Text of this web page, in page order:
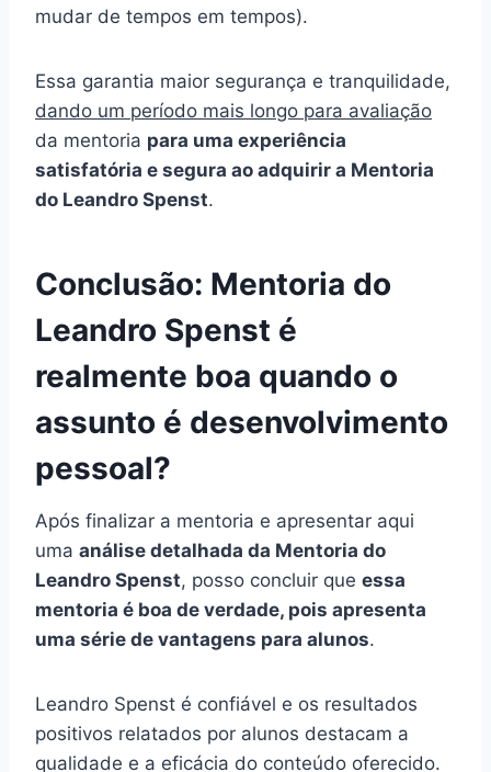
mudar de tempos em tempos).
Essa garantia maior segurança e tranquilidade,
dando um período mais longo para avaliação
da mentoria para uma experiência
satisfatória e segura ao adquirir a Mentoria
do Leandro Spenst.
Conclusão: Mentoria do
Leandro Spenst é
realmente boa quando o
assunto é desenvolvimento
pessoal?
Após finalizar a mentoria e apresentar aqui
uma análise detalhada da Mentoria do
Leandro Spenst, posso concluir que essa
mentoria é boa de verdade, pois apresenta
uma série de vantagens para alunos.
Leandro Spenst é confiável e os resultados
positivos relatados por alunos destacam a
qualidade e a eficácia do conteúdo oferecido.